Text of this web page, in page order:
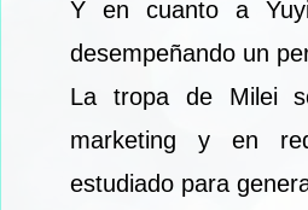
Y en cuanto a
desempeñando un
La tropa de Milei
marketing y en
estudiado para